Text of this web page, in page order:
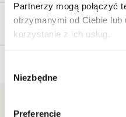
Partnerzy mogą połączyć
otrzymanymi od Ciebie
korzystania z ich usług.
zgody
Niezbędne
Preferencje
delikatnej brzoskwini. Tworzą
kompozycję, która przywołuje
najpiękniejszymi chwilami
księżyca. Od wieków
detal, który sprawia, że
Kryształki
Kolor metalu
Opinie
Brak opinii
Newsletter